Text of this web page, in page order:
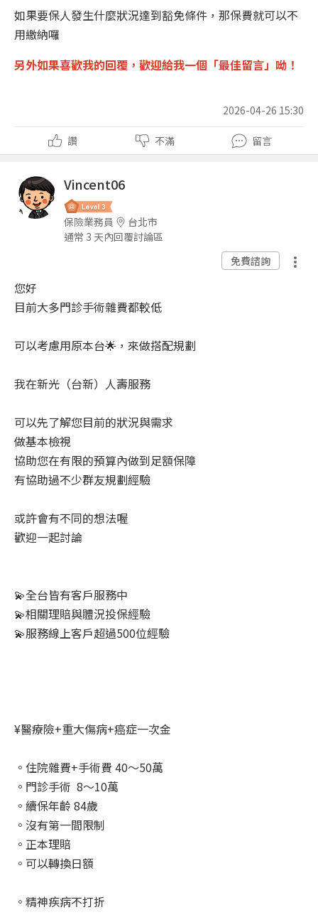
如果要保人發生什麼狀況達到豁免條件，那保費就可以不
用繳納囉
另外如果喜歡我的回覆， 歡迎給我一個「最佳留言」呦！
2026-04-26 15:30
讚 不滿 留言
Vincent06
保險業務員
台北市
通常 3 天內回覆討論區
免費諮詢
您好
目前大多門診手術雜費都較低
可以考慮用原本台🌟，來做搭配規劃
我在新光（台新）人壽服務
可以先了解您目前的狀況與需求
做基本檢視
協助您在有限的預算內做到足額保障
有協助過不少群友規劃經驗
或許會有不同的想法喔
歡迎一起討論
💫全台皆有客戶服務中
💫相關理賠與體況投保經驗
💫服務線上客戶超過500位經驗
¥醫療險+重大傷病+癌症一次金
。住院雜費+手術費 40～50萬
。門診手術 8～10萬
。續保年齡 84歲
。沒有第一間限制
。正本理賠
。可以轉換日額
。精神疾病不打折